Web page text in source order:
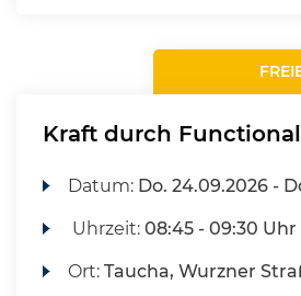
Kraft durch
Datum: Do. 24.09.2026 -
Uhrzeit:08:45 - 09:30 Uhr
Ort:Taucha, Wurzner